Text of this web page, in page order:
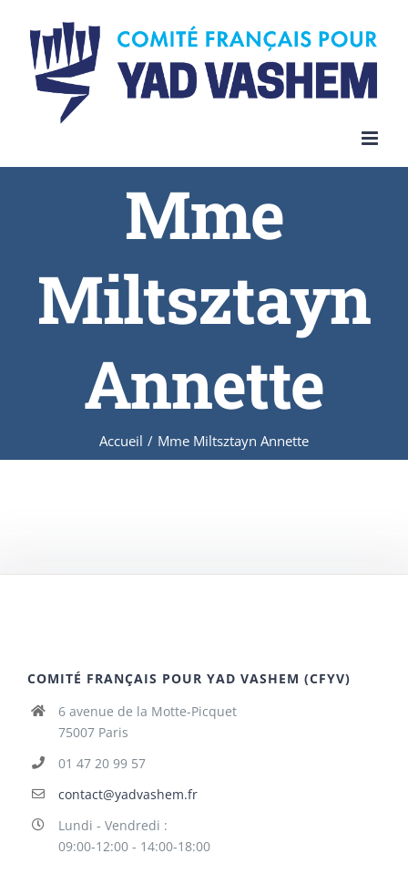
content
Mme
Miltsztayn
Annette
Accueil / Mme Miltsztayn Annette
COMITÉ FRANÇAIS POUR YAD VASHEM (CFYV)
6 avenue de la Motte-Picquet
75007 Paris
01 47 20 99 57
contact@yadvashem.fr
Lundi - Vendredi :
09:00-12:00 - 14:00-18:00